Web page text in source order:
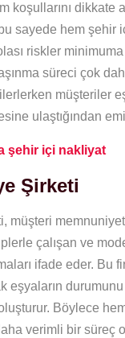
koşullarını dikkate
sayede hem şehir
olası riskler
süreci çok
müşteriler
ulaştığından
şehir içi nakliyat
Şirketi​
müşteri
çalışan ve
ifade eder. Bu
eşyaların
Böylece
verimli bir süreç